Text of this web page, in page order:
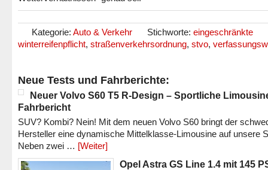
Kategorie: Auto & Verkehr Stichworte: eingeschränkte
winterreifenpflicht, straßenverkehrsordnung, stvo,
Neue Tests und Fahrberichte:
Neuer Volvo S60 T5 R-Design – Sportliche
Fahrbericht
SUV? Kombi? Nein! Mit dem neuen Volvo S60 bringt der
Hersteller eine dynamische Mittelklasse-Limousine auf unsere
Neben zwei … [Weiter]
Opel Astra GS Line 1.4 mit 145